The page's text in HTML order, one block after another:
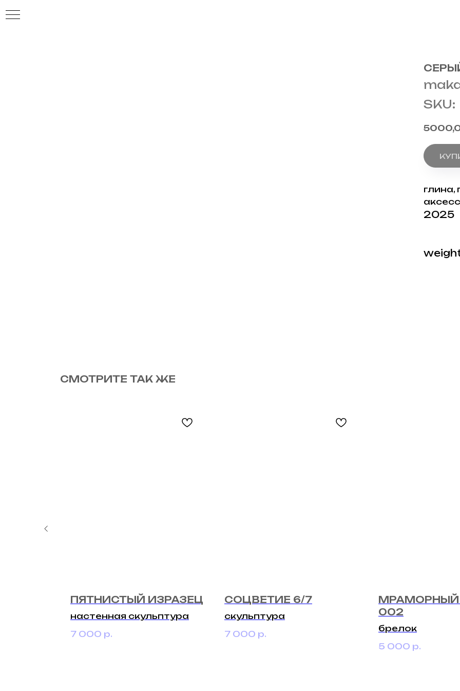
SKU:
глина,
2025
СМОТРИТЕ ТАК ЖЕ
ПЯТНИСТЫЙ ИЗРАЗЕЦ
настенная скульптура
7 000 р.
СОЦВЕТИЕ 6/7
скульптура
7 000 р.
МРАМОРНЫЙ
002
брелок
5 000 р.